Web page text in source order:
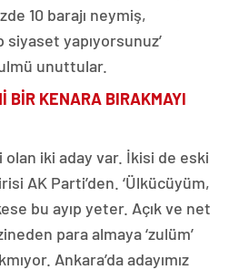
10 barajı neymiş,
siyaset yapıyorsunuz’
unuttular.
BİR KENARA BIRAKMAYI
iki aday var. İkisi de eski
AK Parti’den. ‘Ülkücüyüm,
bu ayıp yeter. Açık ve net
para almaya ‘zulüm’
Ankara’da adayımız